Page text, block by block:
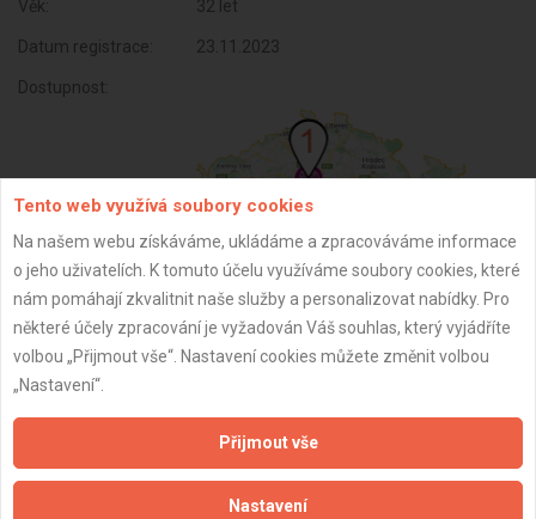
Věk: 32 let
Datum registrace: 23.11.2023
Dostupnost:
ZPĚT
Aktualizováno z portálu ARES dne 02.12.2024 20:45:06
Tento web využívá soubory cookies
Na našem webu získáváme, ukládáme a zpracováváme informace
o jeho uživatelích. K tomuto účelu využíváme soubory cookies, které
nám pomáhají zkvalitnit naše služby a personalizovat nabídky. Pro
některé účely zpracování je vyžadován Váš souhlas, který vyjádříte
volbou „Přijmout vše“. Nastavení cookies můžete změnit volbou
„Nastavení“.
Přijmout vše
Nastavení